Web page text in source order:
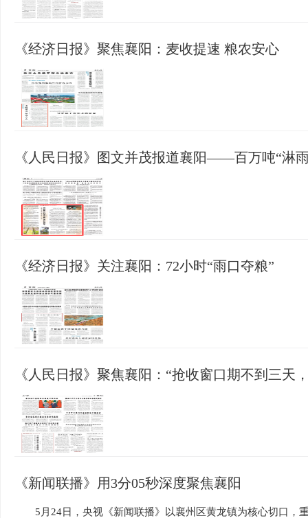
《经济日报》聚焦襄阳：麦收提速 粮农安心
《人民日报》图文并茂报道襄阳——百万吨“淋
《经济日报》关注襄阳：72小时“雨口夺粮”
《人民日报》聚焦襄阳：“抢收窗口期不到三天
《新闻联播》用3分05秒深度聚焦襄阳
5月24日，央视《新闻联播》以襄州区黄龙镇为核心切口，